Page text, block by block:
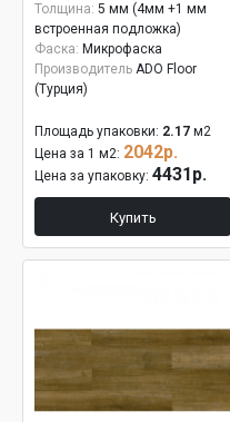
Толщина: 5 мм (4мм +1 мм
встроенная подложка)
Фаска: Микрофаска
Производитель ADO Floor
(Турция)
Площадь упаковки: 2.17 м2
Цена за 1 м2: 2042р.
Цена за упаковку: 4431р.
Купить